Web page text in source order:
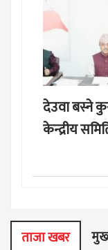
देउवा बस्ने
केन्द्रीय
ताजा खबर